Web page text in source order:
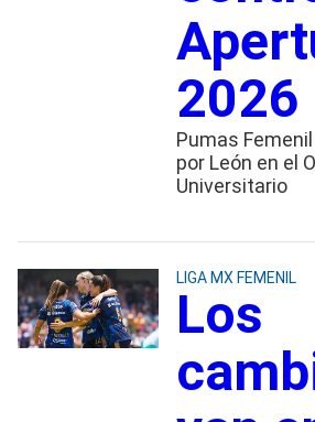
2026
Pumas
por León en el
Universitario
LIGA MX FEMENIL
Los